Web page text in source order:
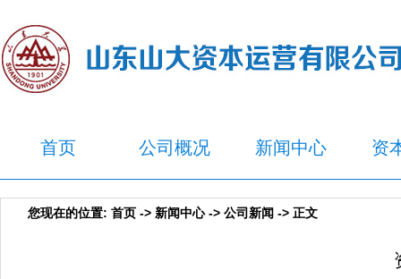
首页 公司概况 新闻中心 资
您现在的位置: 首页 -> 新闻中心-> 公司新闻 -> 正文